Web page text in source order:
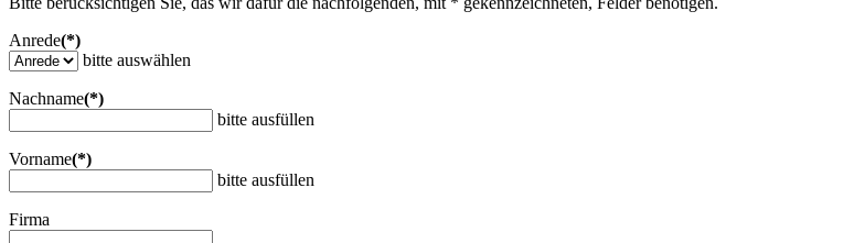
Anrede(*)
bitte auswählen
Nachname(*)
bitte ausfüllen
Vorname(*)
bitte ausfüllen
Firma